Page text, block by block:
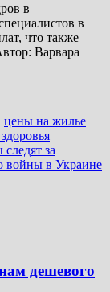
в
в
что также
Варвара
цены на жилье
за
войны в Украине
дешевого